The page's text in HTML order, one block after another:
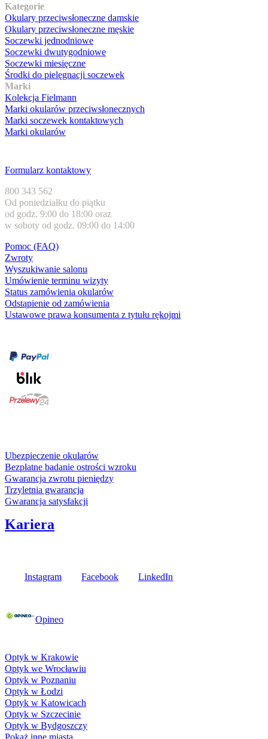
Kategorie
Okulary przeciwsłoneczne damskie
Okulary przeciwsłoneczne męskie
Soczewki jednodniowe
Soczewki dwutygodniowe
Soczewki miesięczne
Środki do pielęgnacji soczewek
Marki
Kolekcja Fielmann
Marki okularów przeciwsłonecznych
Marki soczewek kontaktowych
Marki okularów
Formularz kontaktowy
800 343 562
Od poniedziałku do piątku
od godz. 9:00 do 18:00 oraz
w soboty od godz. 09:00 do 14:00
Pomoc (FAQ)
Zwroty
Wyszukiwanie salonu
Umówienie terminu wizyty
Status zamówienia okularów
Odstąpienie od zamówienia
Ustawowe prawa konsumenta z tytułu rękojmi
Ubezpieczenie okularów
Bezpłatne badanie ostrości wzroku
Gwarancja zwrotu pieniędzy
Trzyletnia gwarancja
Gwarancja satysfakcji
Kariera
Instagram Facebook LinkedIn
Opineo
Optyk w Krakowie
Optyk we Wrocławiu
Optyk w Poznaniu
Optyk w Łodzi
Optyk w Katowicach
Optyk w Szczecinie
Optyk w Bydgoszczy